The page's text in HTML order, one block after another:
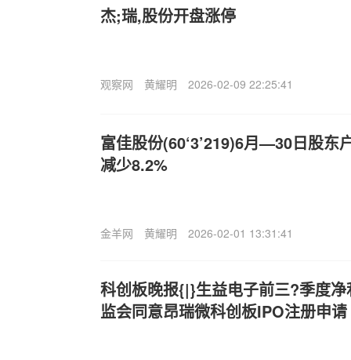
杰;瑞,股份开盘涨停
观察网 黄耀明 2026-02-09 22:25:41
富佳股份(60‘3’219)6月—30日股东
减少8.2%
金羊网 黄耀明 2026-02-01 13:31:41
科创板晚报{|}生益电子前三?季度
监会同意昂瑞微科创板IPO注册申请